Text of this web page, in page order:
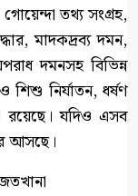
তথ্য সংগ্রহ,
মাদকদ্রব্য দমন,
দমনসহ বিভিন্ন
শিশু নির্যাতন, ধর্ষণ
রয়েছে। যদিও এসব
আসছে।